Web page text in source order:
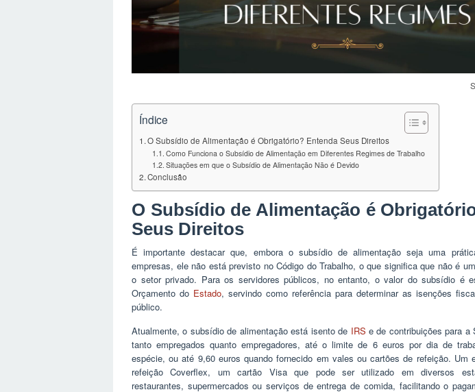
Índice
O Subsídio de Alimentação é Obrigatório? Entenda Seus Direitos
Como Funciona o Subsídio de Alimentação em Diferentes Regimes de Trabalho
Situações em que o Subsídio de Alimentação Não é Devido
Conclusão
O Subsídio de Alimentação é
Seus Direitos
É importante destacar que, embora o subsídio de alimentação seja uma
empresas, ele não está previsto no Código do Trabalho, o que significa que não é
o setor privado. Para os servidores públicos, no entanto, o valor do subsídio é
Orçamento do Estado, servindo como referência para determinar as isenções
público.
Atualmente, o subsídio de alimentação está isento de IRS e de contribuições para a
tanto empregados quanto empregadores, até o limite de 6 euros por dia de
espécie, ou até 9,60 euros quando fornecido em vales ou cartões de refeição. Um
refeição Coverflex, um cartão Visa que pode ser utilizado em diversos
restaurantes, supermercados ou serviços de entrega de comida, facilitando o